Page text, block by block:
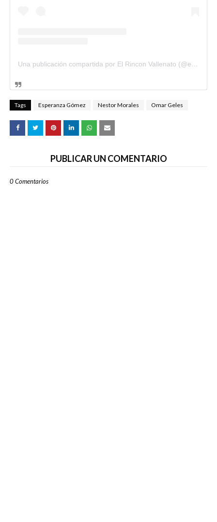
Una publicación compartida por El Rincon Vallenato (@elrinconvallenato)
Tags Esperanza Gómez Nestor Morales Omar Geles
PUBLICAR UN COMENTARIO
0 Comentarios